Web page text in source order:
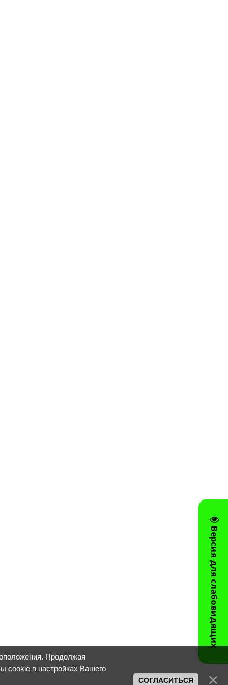
Версия для слабовидящих
Продолжая
cookie в настройках Вашего
СОГЛАСИТЬСЯ